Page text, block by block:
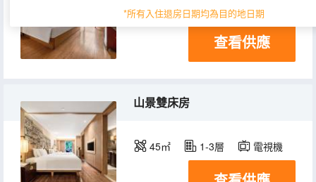
*所有入住退房日期均為目的地日期
30㎡ 1-3層 電視機
查看供應
山景雙床房
45㎡ 1-3層 電視機